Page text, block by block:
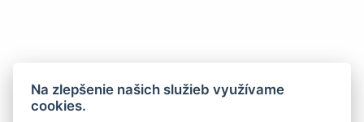
Na zlepšenie našich služieb využívame
cookies.